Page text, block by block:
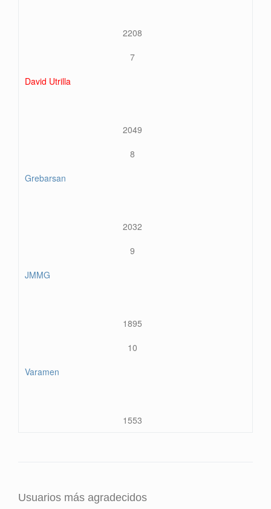
2208
7
David Utrilla
2049
8
Grebarsan
2032
9
JMMG
1895
10
Varamen
1553
Usuarios más agradecidos